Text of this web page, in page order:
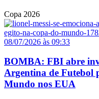
Copa 2026
08/07/2026 às 09:33
BOMBA: FBI abre
Argentina de Futebol
Mundo nos EUA